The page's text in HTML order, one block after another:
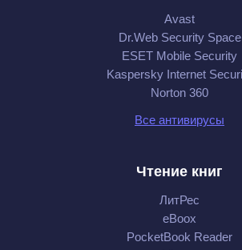
Avast
Dr.Web Security Space
ESET Mobile Security
Kaspersky Internet
Norton 360
Все антивирусы
Чтение книг
ЛитРес
eBoox
PocketBook Reader